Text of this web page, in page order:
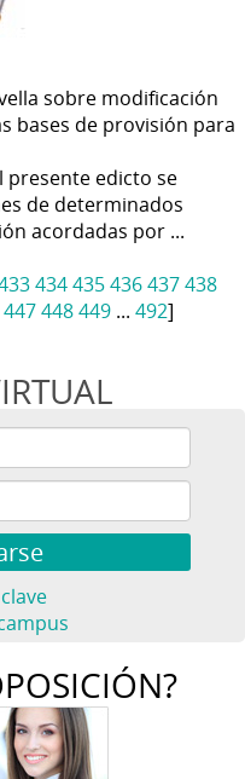
sobre modificación
bases de provisión para
presente edicto se
de determinados
acordadas por ...
434435436437438
447448449 ... 492]